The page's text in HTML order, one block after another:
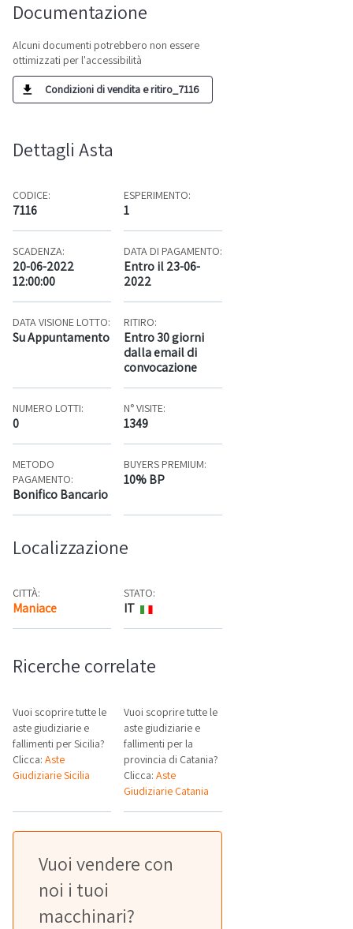
Documentazione
Alcuni documenti potrebbero non essere
ottimizzati per l'accessibilità
Condizioni di vendita e ritiro_7116
Dettagli Asta
CODICE:
7116
ESPERIMENTO:
1
SCADENZA:
20-06-2022
12:00:00
DATA DI PAGAMENTO:
Entro il 23-06-
2022
DATA VISIONE LOTTO:
Su Appuntamento
RITIRO:
Entro 30 giorni
dalla email di
convocazione
NUMERO LOTTI:
0
N° VISITE:
1349
METODO
PAGAMENTO:
Bonifico Bancario
BUYERS PREMIUM:
10% BP
Localizzazione
CITTÀ:
Maniace Mappa
STATO:
IT
Ricerche correlate
Vuoi scoprire tutte le
aste giudiziarie e
fallimenti per Sicilia?
Clicca: Aste
Giudiziarie Sicilia
Vuoi scoprire tutte le
aste giudiziarie e
fallimenti per la
provincia di Catania?
Clicca:Aste
Giudiziarie Catania
Vuoi vendere con
noi i tuoi
macchinari?